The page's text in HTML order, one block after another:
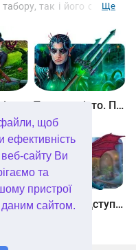
файли, щоб
ефективність
сайту Ви
та
пристрої
сайтом.
так і його околиці.
записуйте всю важливу
і замальовки пізніше
І будьте обережні.
Ще
Таємне місто. Підводне царство. колекційне видання
Загадки Нью-Йорка. Пробудження. колекційне видання Хімери. Підступи зла. колекційне видання